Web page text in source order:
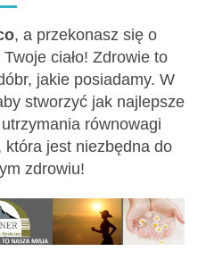
, a przekonasz się o
ciało! Zdrowie to
jakie posiadamy. W
stworzyć jak najlepsze
równowagi
jest niezbędna do
zdrowiu!